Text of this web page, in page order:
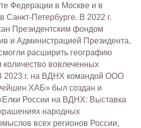
Федерации в Москве и в
Санкт-Петербурге. В 2022 г.
Президентским фондом
и Администрацией Президента,
расширить географию
количество вовлеченных
2023 г. на ВДНХ командой ООО
ХАБ» был создан и
России на ВДНХ: Выставка
народных
всех регионов России,